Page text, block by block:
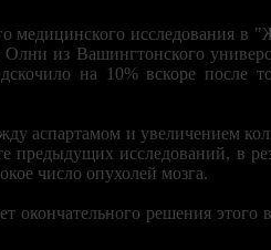
медицинского исследования в
из Вашингтонского
на 10% вскоре после
аспартамом и увеличением
предыдущих исследований, в
число опухолей мозга.
решения этого